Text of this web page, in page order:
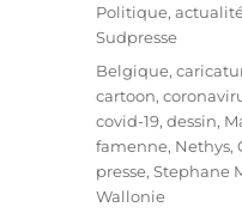
Catégories
Politique,
Sudpresse
Étiquettes
Belgique,
cartoon,
covid-19,dessin,
famenne, Nethys,
presse,Stephane
Wallonie